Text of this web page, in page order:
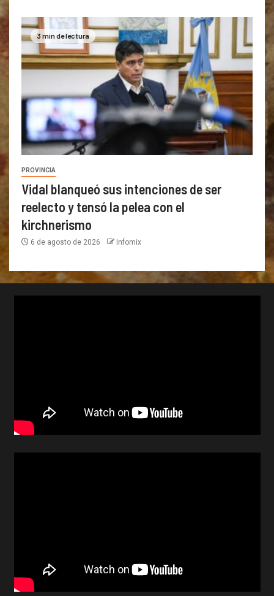
3 min de lectura
PROVINCIA
Vidal blanqueó sus intenciones de ser
reelecto y tensó la pelea con el
kirchnerismo
6 de agosto de 2026 Infomix